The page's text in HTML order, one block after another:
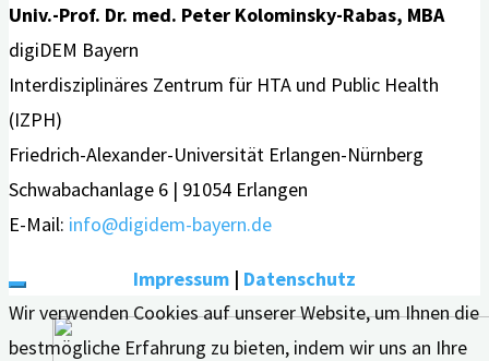
Beiträge
Univ.-Prof. Dr. med. Peter Kolominsky-Rabas, MBA
digiDEM Bayern
Interdisziplinäres Zentrum für HTA und Public Health
(IZPH)
Friedrich-Alexander-Universität Erlangen-Nürnberg
Schwabachanlage 6 | 91054 Erlangen
E-Mail: info@digidem-bayern.de
Impressum | Datenschutz
Wir verwenden Cookies auf unserer Website, um Ihnen die
bestmögliche Erfahrung zu bieten, indem wir uns an Ihre